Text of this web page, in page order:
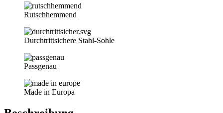
Rutschhemmend
Durchtrittsichere Stahl-Sohle
Passgenau
Made in Europa